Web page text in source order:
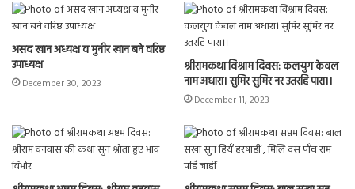
असद खान अध्यक्ष व मुनीर खान बने वरिष्ठ
उपाध्यक्ष
December 30, 2023
श्रीरामकथा विश्राम दिवस: कलयुग केवल
नाम अधारा। सुमिर सुमिर नर उतरहि पारा।।
December 11, 2023